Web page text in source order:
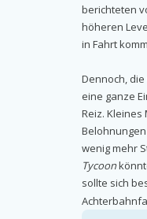
berichteten
höheren
in Fahrt
Dennoch,
eine ganze
Reiz.
wenig mehr
Tycoon
sollte sich